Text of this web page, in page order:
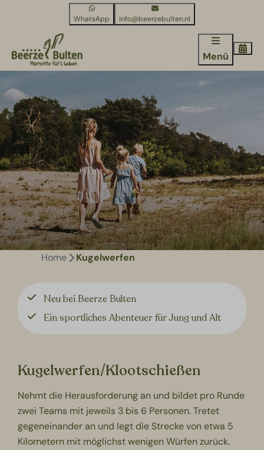
WhatsApp info@beerzebulten.nl
Menü
Home Kugelwerfen
Neu bei Beerze Bulten
Ein sportliches Abenteuer für Jung und Alt
Kugelwerfen/Klootschießen
Nehmt die Herausforderung an und bildet pro Runde
zwei Teams mit jeweils 3 bis 6 Personen. Tretet
gegeneinander an und legt die Strecke von etwa 5
Kilometern mit möglichst wenigen Würfen zurück.